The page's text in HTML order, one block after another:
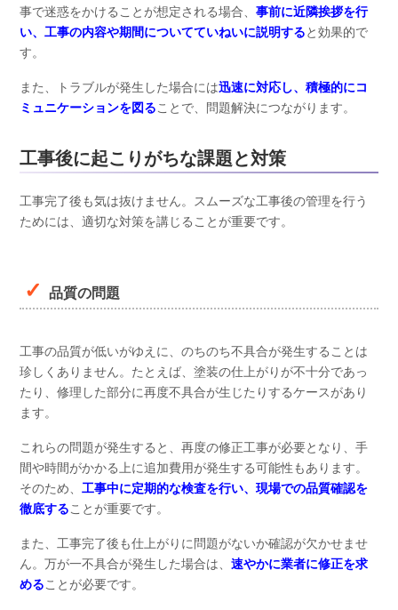
事で迷惑をかけることが想定される場合、 事前に近隣挨拶を行
い、工事の内容や期間についてていねいに説明すると効果的で
す。
また、トラブルが発生した場合には迅速に対応し、積極的にコ
ミュニケーションを図ることで、問題解決につながります。
工事後に起こりがちな課題と対策
工事完了後も気は抜けません。スムーズな工事後の管理を行う
ためには、適切な対策を講じることが重要です。
品質の問題
工事の品質が低いがゆえに、のちのち不具合が発生することは
珍しくありません。たとえば、塗装の仕上がりが不十分であっ
たり、修理した部分に再度不具合が生じたりするケースがあり
ます。
これらの問題が発生すると、再度の修正工事が必要となり、手
間や時間がかかる上に追加費用が発生する可能性もあります。
そのため、 工事中に定期的な検査を行い、現場での品質確認を
徹底することが重要です。
また、工事完了後も仕上がりに問題がないか確認が欠かせませ
ん。万が一不具合が発生した場合は、 速やかに業者に修正を求
めることが必要です。